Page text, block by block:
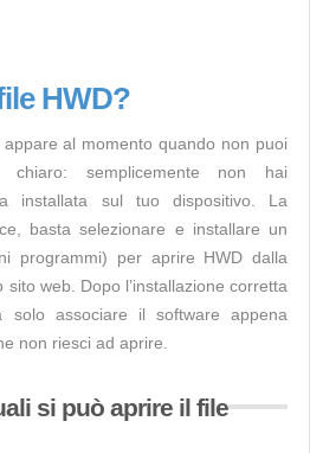
HWD?
al momento quando non puoi
semplicemente non hai
installata sul tuo dispositivo. La
basta selezionare e installare un
programmi) per aprire HWD dalla
web. Dopo l’installazione corretta
solo associare il software appena
non riesci ad aprire.
si può aprire il file